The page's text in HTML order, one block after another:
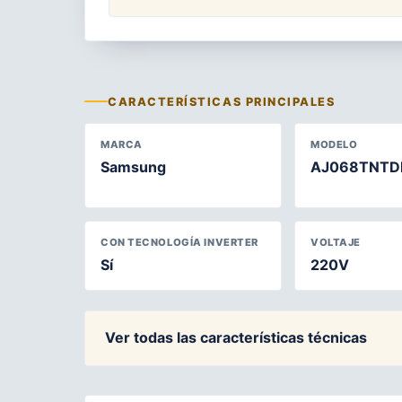
CARACTERÍSTICAS PRINCIPALES
MARCA
Samsung
MODELO
CON TECNOLOGÍA INVERTER
Sí
VOLTAJE
220V
Ver todas las características técnicas